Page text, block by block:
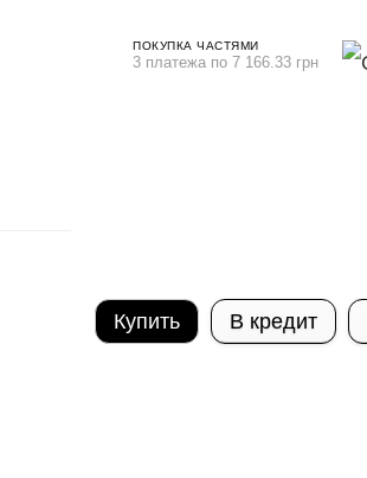
ПОКУПКА ЧАСТЯМИ
3 платежа по 7 166.33 грн
Купить В кредит